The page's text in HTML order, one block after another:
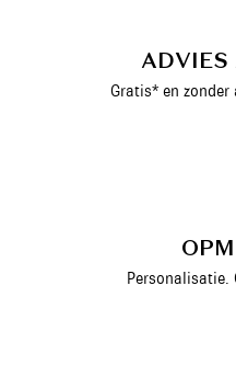
Gratis* en
Personalisatie.